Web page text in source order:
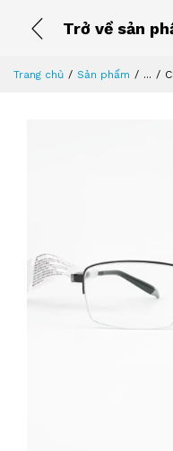
Trở về sản
Trang chủ Sản phẩm ...